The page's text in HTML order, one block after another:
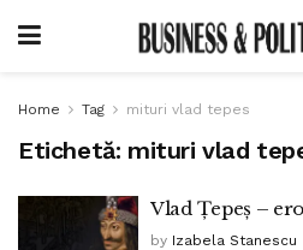
Home Tag mituri vlad tepes
Etichetă: mituri vlad
Vlad Țepeș –
by Izabela Stanescu